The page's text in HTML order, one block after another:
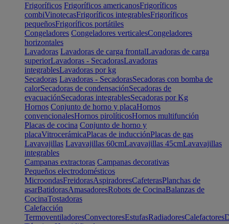
Frigoríficos Frigoríficos americanosFrigoríficos
combiVinotecasFrigoríficos integrablesFrigoríficos
pequeñosFrigoríficos portátiles
Congeladores Congeladores verticalesCongeladores
horizontales
Lavadoras Lavadoras de carga frontalLavadoras de carga
superiorLavadoras - SecadorasLavadoras
integrablesLavadoras por kg
Secadoras Lavadoras - SecadorasSecadoras con bomba de
calorSecadoras de condensaciónSecadoras de
evacuaciónSecadoras integrablesSecadoras por Kg
Hornos Conjunto de horno y placaHornos
convencionalesHornos pirolíticosHornos multifunción
Placas de cocina Conjunto de horno y
placaVitrocerámicaPlacas de inducciónPlacas de gas
Lavavajillas Lavavajillas 60cmLavavajillas 45cmLavavajillas
integrables
Campanas extractoras Campanas decorativas
Pequeños electrodomésticos
MicroondasFreidorasAspiradoresCafeterasPlanchas de
asarBatidorasAmasadoresRobots de CocinaBalanzas de
CocinaTostadoras
Calefacción
TermoventiladoresConvectoresEstufasRadiadoresCalefactores